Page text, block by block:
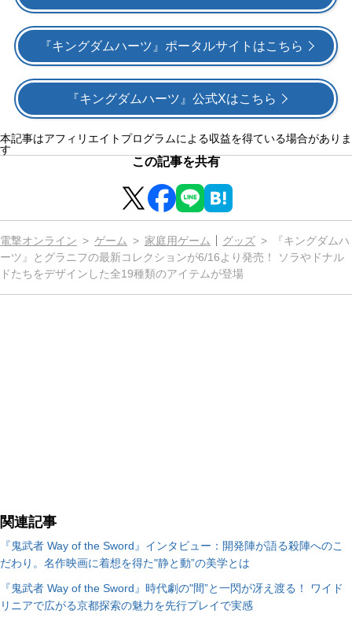
『キングダムハーツ』ポータルサイトはこちら
『キングダムハーツ』公式Xはこちら
本記事はアフィリエイトプログラムによる収益を得ている場合がありま
す
この記事を共有
電撃オンライン ゲーム 家庭用ゲーム グッズ
『キングダムハ
ーツ』とグラニフの最新コレクションが6/16より発売！ ソラやドナル
ドたちをデザインした全19種類のアイテムが登場
関連記事
『鬼武者 Way of the Sword』インタビュー：開発陣が語る殺陣へのこ
だわり。名作映画に着想を得た"静と動”の美学とは
『鬼武者 Way of the Sword』時代劇の"間”と一閃が冴え渡る！ ワイド
リニアで広がる京都探索の魅力を先行プレイで実感